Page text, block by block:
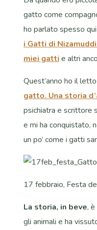
gatto come
ho parlato spesso
i Gatti di
miei gatti e altri
Quest’anno ho il
gatto. Una storia
psichiatra e scrittore
e mi ha conquistato,
un po’ come i gatti
17 febbraio, Festa
La storia, in beve,
gli animali e ha